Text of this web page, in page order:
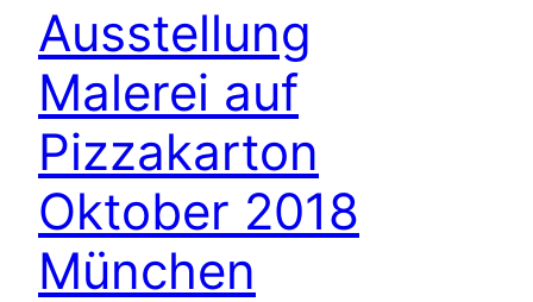
Ausstellung
Malerei auf
Pizzakarton
Oktober 2018
München